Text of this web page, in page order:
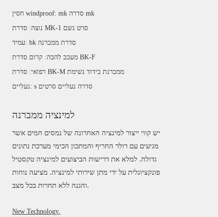
חסין windproof: mk סדרה mk
נוצה: סדרת MK-1 סרט נשם
עמיד: bk סדרת ממברנה
מעכב להבה: קרום סדרת BK-F
רפואי: סדרת BK-M ממברנת בידוד נשימת
נעליים: s סדרה נעליים סרטים
למינציה ממברנה
יש קווי ייצור למינציה האחרונה של נמסים חמים אשר
מגיעים עם רולר החריף והמתכון הכימי מערכת נתונים
גדולה. למלא את דרישות הביצועים למינציה טקסטיל
פונקציונלית על ידי מתן שירותי למינציה. מציעה נוחות
והגנה ללא תחרות בכל מצב.
New Technology.